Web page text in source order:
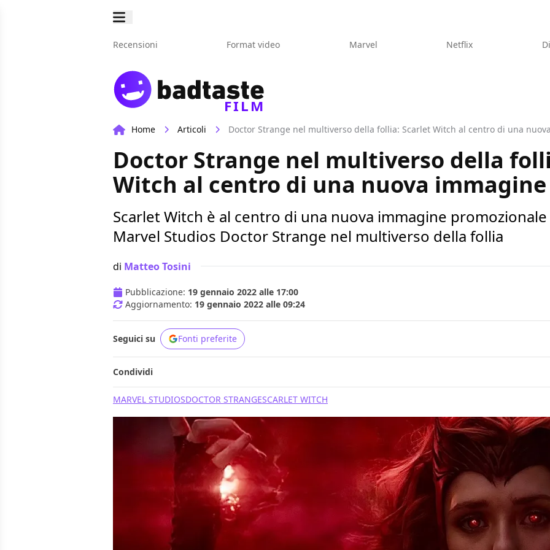
Recensioni Format video Marvel Netflix
FILM
Home Articoli Doctor Strange nel multiverso della follia: Scarlet Witch al centro di una
Doctor Strange nel multiverso della
Witch al centro di una nuova
Scarlet Witch è al centro di una nuova immagine
Marvel Studios Doctor Strange nel multiverso della follia
di Matteo Tosini
Pubblicazione: 19 gennaio 2022 alle 17:00
Aggiornamento: 19 gennaio 2022 alle 09:24
Seguici su Fonti preferite
Condividi
MARVEL STUDIOSDOCTOR STRANGESCARLET WITCH